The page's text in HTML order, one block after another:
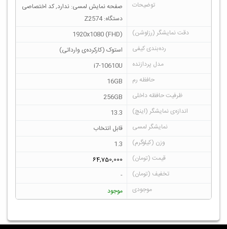
صفحه نمایش لمسی: ندارد, کد اختصاصی
دستگاه: Z2574
1920x1080 (FHD)
استوک (کارکرده‌ی وارداتی)
i7-10610U
16GB
256GB
13.3
قابل انتخاب
1.3
64,750,000
-
موجود